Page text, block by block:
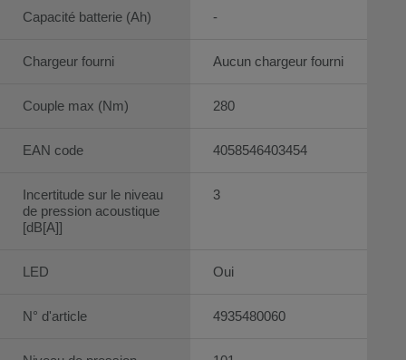
Capacité batterie (Ah)
Chargeur fourni
Couple max (Nm)
EAN code
Incertitude sur le niveau
de pression acoustique
[dB[A]]
LED
N° d'article
-
Aucun chargeur fourni
280
4058546403454
3
Oui
4935480060